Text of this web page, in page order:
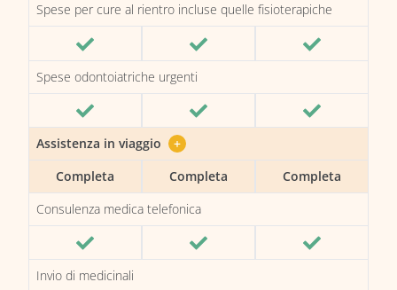
Spese per cure al rientro incluse quelle fisioterapiche
Spese odontoiatriche urgenti
Assistenza in viaggio
+
Completa
Completa
Completa
Consulenza medica telefonica
Invio di medicinali